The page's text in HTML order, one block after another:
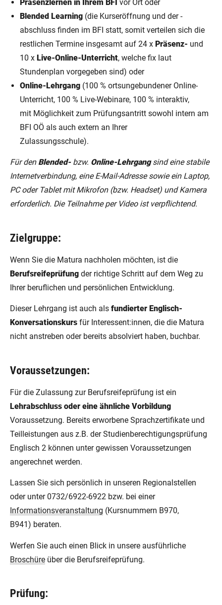
Präsenzlernen in Ihrem BFI vor Ort oder
Blended Learning (die Kurseröffnung und der -
abschluss finden im BFI statt, somit verteilen sich die
restlichen Termine insgesamt auf 24 x Präsenz- und
10 x Live-Online-Unterricht, welche fix laut
Stundenplan vorgegeben sind) oder
Online-Lehrgang (100 % ortsungebundener Online-
Unterricht, 100 % Live-Webinare, 100 % interaktiv,
mit Möglichkeit zum Prüfungsantritt sowohl intern am
BFI OÖ als auch extern an Ihrer
Zulassungsschule).
Für den Blended- bzw. Online-Lehrgangsind eine stabile
Internetverbindung, eine E-Mail-Adresse sowie ein Laptop,
PC oder Tablet mit Mikrofon (bzw. Headset) und Kamera
erforderlich. Die Teilnahme per Video ist verpflichtend.
Zielgruppe:
Wenn Sie die Matura nachholen möchten, ist die
Berufsreifeprüfung der richtige Schritt auf dem Weg zu
Ihrer beruflichen und persönlichen Entwicklung.
Dieser Lehrgang ist auch als fundierter Englisch-
Konversationskurs für Interessent:innen, die die Matura
nicht anstreben oder bereits absolviert haben, buchbar.
Voraussetzungen:
Für die Zulassung zur Berufsreifeprüfung ist ein
Lehrabschluss oder eine ähnliche Vorbildung
Voraussetzung. Bereits erworbene Sprachzertifikate und
Teilleistungen aus z.B. der Studienberechtigungsprüfung
Englisch 2 können unter gewissen Voraussetzungen
angerechnet werden.
Lassen Sie sich persönlich in unseren Regionalstellen
oder unter 0732/6922-6922 bzw. bei einer
Informationsveranstaltung (Kursnummern B970,
B941) beraten.
Werfen Sie auch einen Blick in unsere ausführliche
Broschüre über die Berufsreifeprüfung.
Prüfung: